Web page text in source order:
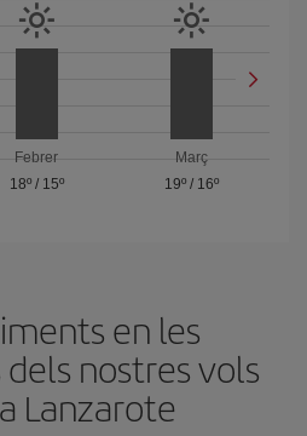
Febrer
18º/ 15º
Març
19º / 16º
en les
nostres vols
Lanzarote